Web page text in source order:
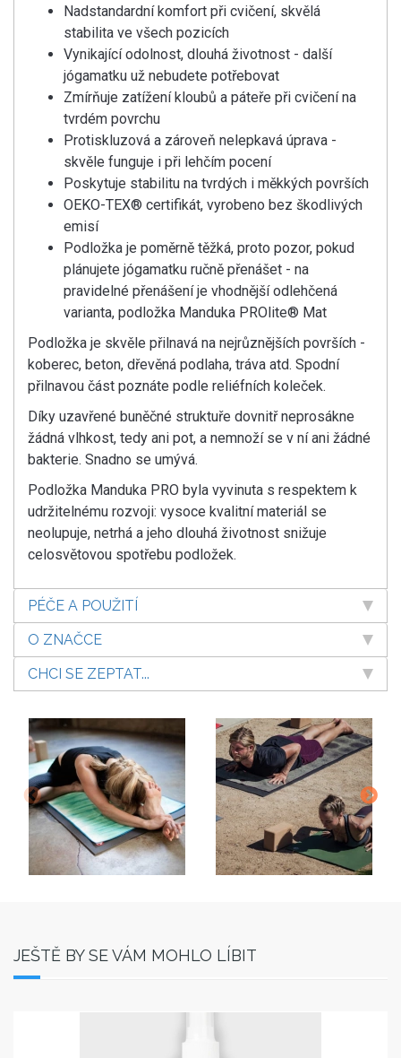
Nadstandardní komfort při cvičení, skvělá
stabilita ve všech pozicích
Vynikající odolnost, dlouhá životnost - další
jógamatku už nebudete potřebovat
Zmírňuje zatížení kloubů a páteře při cvičení na
tvrdém povrchu
Protiskluzová a zároveň nelepkavá úprava -
skvěle funguje i při lehčím pocení
Poskytuje stabilitu na tvrdých i měkkých površích
OEKO-TEX® certifikát, vyrobeno bez škodlivých
emisí
Podložka je poměrně těžká, proto pozor, pokud
plánujete jógamatku ručně přenášet - na
pravidelné přenášení je vhodnější odlehčená
varianta, podložka Manduka PROlite® Mat
Podložka je skvěle přilnavá na nejrůznějších površích -
koberec, beton, dřevěná podlaha, tráva atd. Spodní
přilnavou část poznáte podle reliéfních koleček.
Díky uzavřené buněčné struktuře dovnitř neprosákne
žádná vlhkost, tedy ani pot, a nemnoží se v ní ani žádné
bakterie. Snadno se umývá.
Podložka Manduka PRO byla vyvinuta s respektem k
udržitelnému rozvoji: vysoce kvalitní materiál se
neolupuje, netrhá a jeho dlouhá životnost snižuje
celosvětovou spotřebu podložek.
PÉČE A POUŽITÍ
O ZNAČCE
CHCI SE ZEPTAT...
JEŠTĚ BY SE VÁM MOHLO LÍBIT